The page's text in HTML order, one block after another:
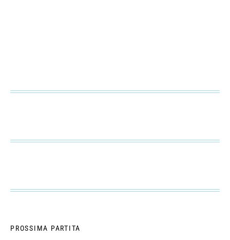
PROSSIMA PARTITA